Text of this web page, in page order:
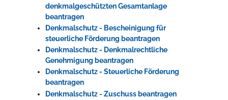
denkmalgeschützten Gesamtanlage
beantragen
Denkmalschutz - Bescheinigung für
steuerliche Förderung beantragen
Denkmalschutz - Denkmalrechtliche
Genehmigung beantragen
Denkmalschutz - Steuerliche Förderung
beantragen
Denkmalschutz - Zuschuss beantragen